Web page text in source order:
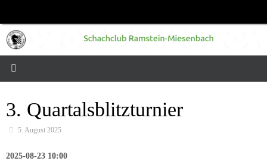
springen
3. Quartalsblitzturnier
5. August 2025
2025-08-23 10:00